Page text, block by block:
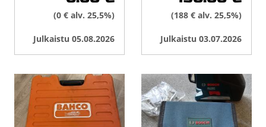
(0 € alv. 25,5%)
Julkaistu 05.08.2026
(188 € alv. 25,5%)
Julkaistu 03.07.2026